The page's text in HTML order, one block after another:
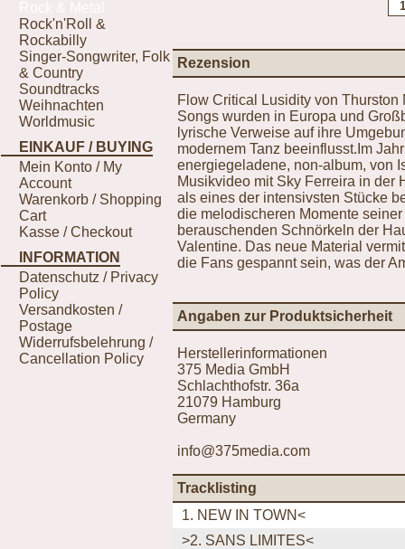
Rock'n'Roll &
Rockabilly
Singer-Songwriter, Folk
& Country
Soundtracks
Weihnachten
Worldmusic
EINKAUF / BUYING
Mein Konto / My
Account
Warenkorb / Shopping
Cart
Kasse / Checkout
INFORMATION
Datenschutz / Privacy
Policy
Versandkosten /
Postage
Widerrufsbelehrung /
Cancellation Policy
Rezension
Flow Critical Lusidity von
Songs wurden in Europa und
lyrische Verweise auf ihre
modernem Tanz beeinflusst.Im
energiegeladene, non-album, von
Musikvideo mit Sky Ferreira in der
als eines der intensivsten Stücke
die melodischeren Momente
berauschenden Schnörkeln der
Valentine. Das neue Material
die Fans gespannt sein, was der
Angaben zur Produktsicherheit
Herstellerinformationen
375 Media GmbH
Schlachthofstr. 36a
21079 Hamburg
Germany
info@375media.com
Tracklisting
1. NEW IN TOWN<
>2. SANS LIMITES<